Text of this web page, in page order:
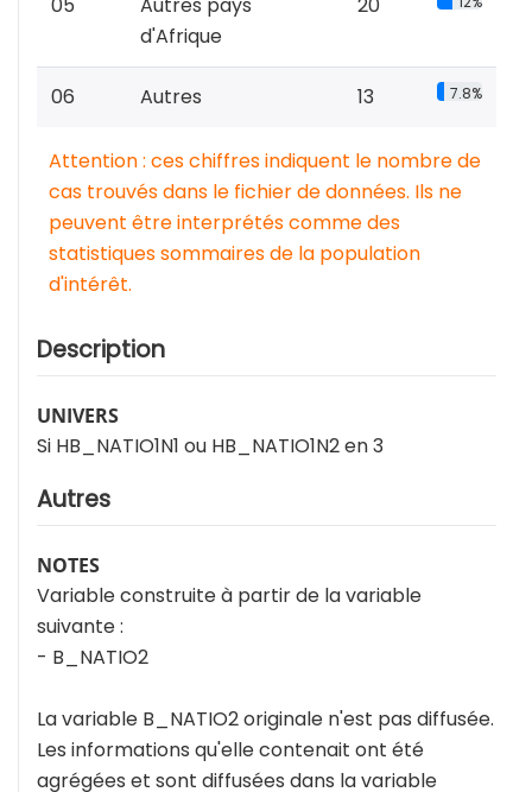
d'Afrique
06 Autres 13 7.8%
Attention : ces chiffres indiquent le nombre de
cas trouvés dans le fichier de données. Ils ne
peuvent être interprétés comme des
statistiques sommaires de la population
d'intérêt.
Description
UNIVERS
Si HB_NATIO1N1 ou HB_NATIO1N2 en 3
Autres
NOTES
Variable construite à partir de la variable
suivante :
- B_NATIO2
La variable B_NATIO2 originale n'est pas diffusée.
Les informations qu'elle contenait ont été
agrégées et sont diffusées dans la variable